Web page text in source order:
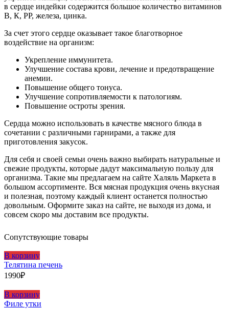
в сердце индейки содержится большое количество витаминов
В, К, РР, железа, цинка.
За счет этого сердце оказывает такое благотворное
воздействие на организм:
Укрепление иммунитета.
Улучшение состава крови, лечение и предотвращение
анемии.
Повышение общего тонуса.
Улучшение сопротивляемости к патологиям.
Повышение остроты зрения.
Сердца можно использовать в качестве мясного блюда в
сочетании с различными гарнирами, а также для
приготовления закусок.
Для себя и своей семьи очень важно выбирать натуральные и
свежие продукты, которые дадут максимальную пользу для
организма. Такие мы предлагаем на сайте Халяль Маркета в
большом ассортименте. Вся мясная продукция очень вкусная
и полезная, поэтому каждый клиент останется полностью
довольным. Оформите заказ на сайте, не выходя из дома, и
совсем скоро мы доставим все продукты.
Сопутствующие товары
В корзину
Телятина печень
1990₽
В корзину
Филе утки